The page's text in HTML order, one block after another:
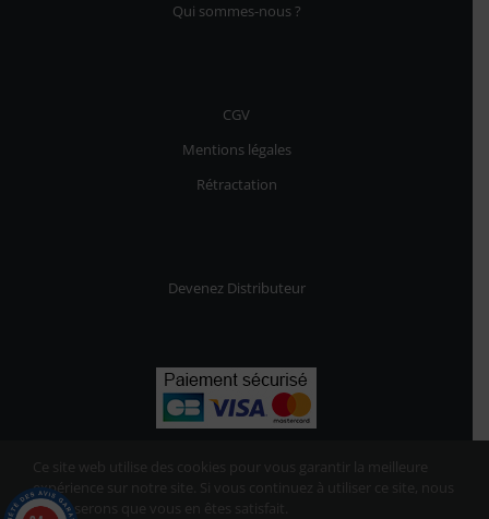
Qui sommes-nous ?
CGV
Mentions légales
Rétractation
Devenez Distributeur
Ce site web utilise des cookies pour vous garantir la meilleure
expérience sur notre site. Si vous continuez à utiliser ce site, nous
supposerons que vous en êtes satisfait.